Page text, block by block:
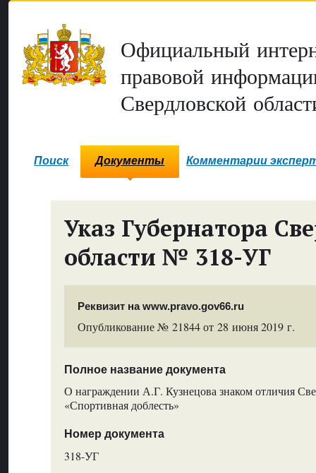
Официальный
правовой
Свердловской
Поиск Документы Комментарии
Указ Губернатора
области № 318-УГ
Реквизит на www.pravo.gov66.ru
Опубликование № 21844 от 28 июня 2019 г.
Полное название документа
О награждении А.Г. Кузнецова знаком отличия
«Спортивная доблесть»
Номер документа
318-УГ